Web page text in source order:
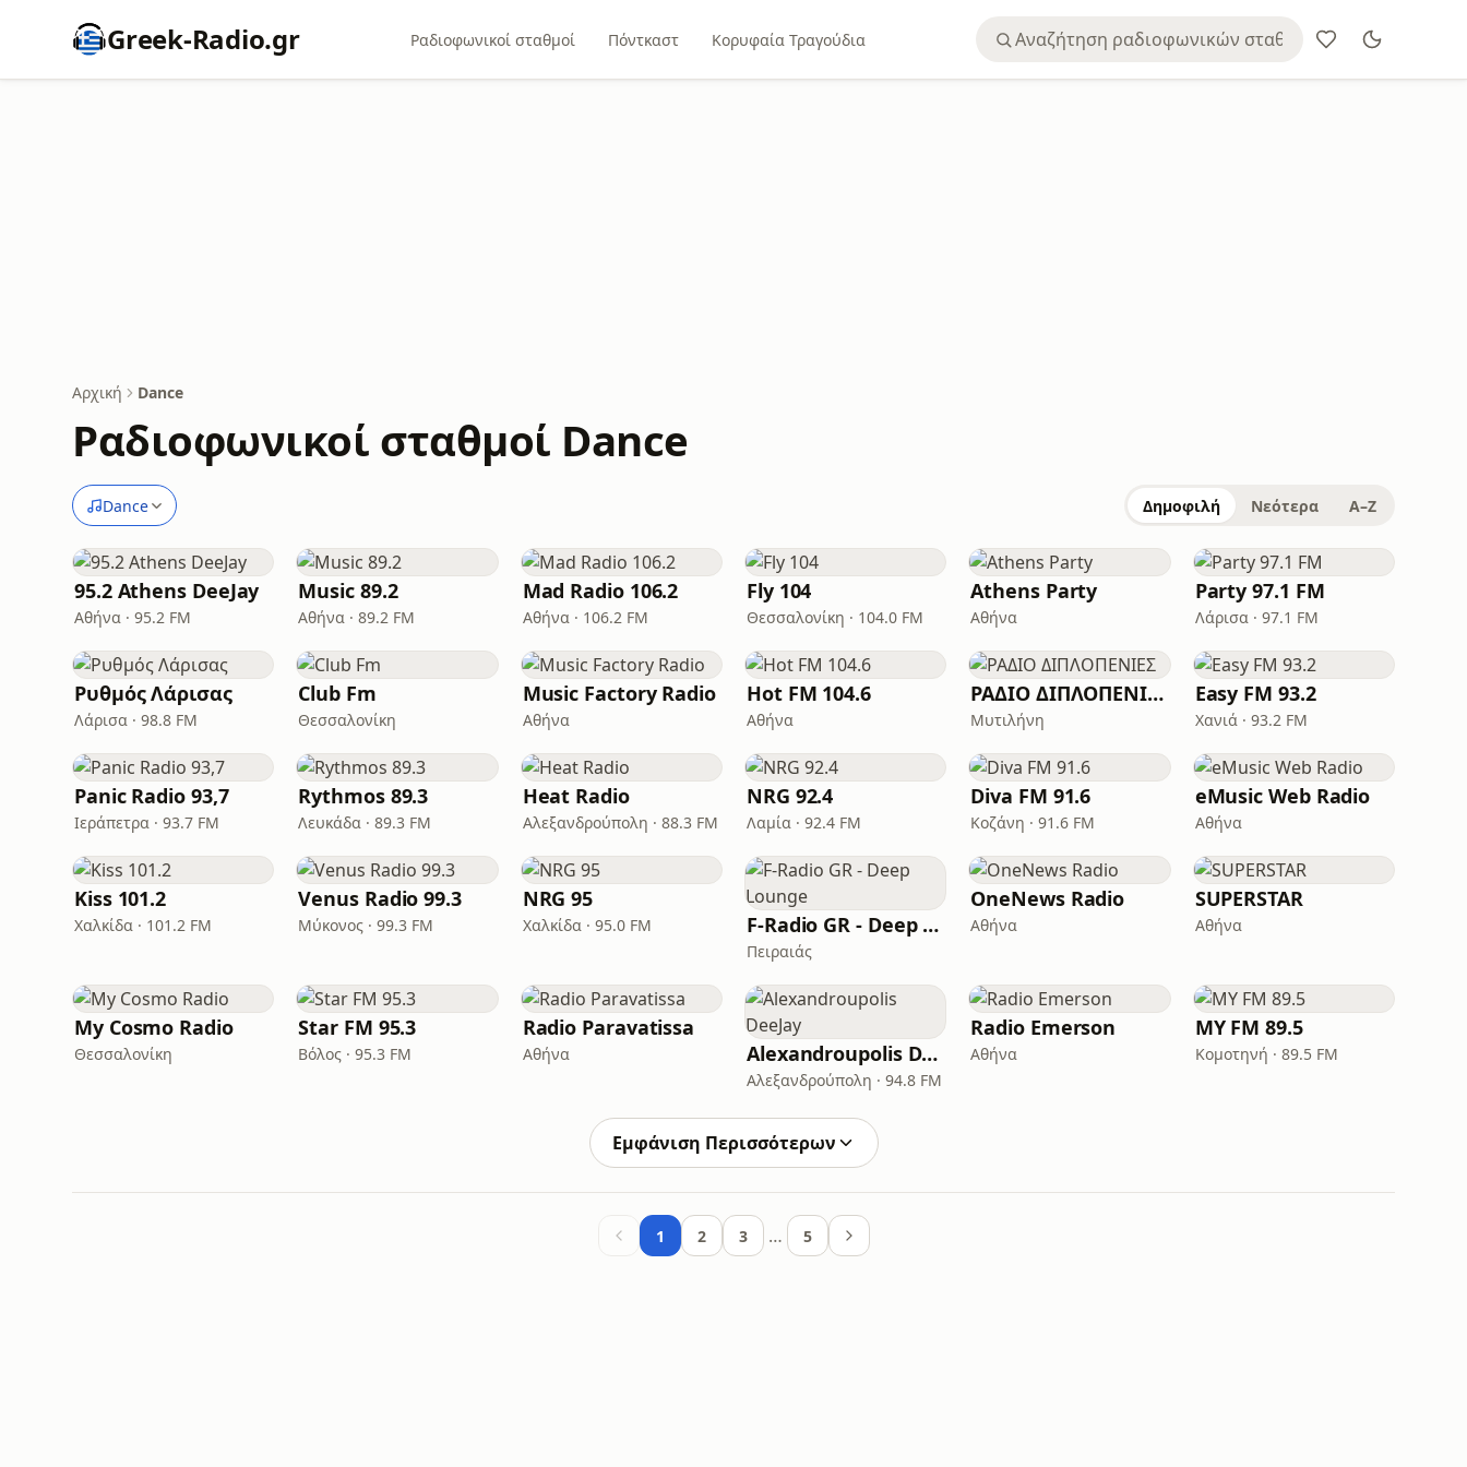
Greek-Radio.gr Ραδιοφωνικοί σταθμοί Πόντκαστ Κορυφαία Τραγούδια
Αρχική Dance
Ραδιοφωνικοί σταθμοί Dance
Dance Δημοφιλή Νεότερα A–Z
95.2 Athens DeeJay
Αθήνα · 95.2 FM
Music 89.2
Αθήνα · 89.2 FM
Mad Radio 106.2
Αθήνα · 106.2 FM
Fly 104
Θεσσαλονίκη · 104.0 FM
Athens Party
Αθήνα
Party 97.1 FM
Λάρισα · 97.1 FM
Ρυθμός Λάρισας
Λάρισα · 98.8 FM
Club Fm
Θεσσαλονίκη
Music Factory Radio
Αθήνα
Hot FM 104.6
Αθήνα
ΡΑΔΙΟ ΔΙΠΛΟΠΕΝΙΕΣ
Μυτιλήνη
Easy FM 93.2
Χανιά · 93.2 FM
Panic Radio 93,7
Ιεράπετρα · 93.7 FM
Rythmos 89.3
Λευκάδα · 89.3 FM
Heat Radio
Αλεξανδρούπολη · 88.3 FM
NRG 92.4
Λαμία · 92.4 FM
Diva FM 91.6
Κοζάνη · 91.6 FM
eMusic Web Radio
Αθήνα
Kiss 101.2
Χαλκίδα · 101.2 FM
Venus Radio 99.3
Μύκονος · 99.3 FM
NRG 95
Χαλκίδα · 95.0 FM F-Radio GR - Deep Lounge
Πειραιάς
OneNews Radio
Αθήνα
SUPERSTAR
Αθήνα
My Cosmo Radio
Θεσσαλονίκη
Star FM 95.3
Βόλος · 95.3 FM
Radio Paravatissa
Αθήνα Alexandroupolis DeeJay
Αλεξανδρούπολη · 94.8 FM
Radio Emerson
Αθήνα
MY FM 89.5
Κομοτηνή · 89.5 FM
Εμφάνιση Περισσότερων
1 2 3 … 5